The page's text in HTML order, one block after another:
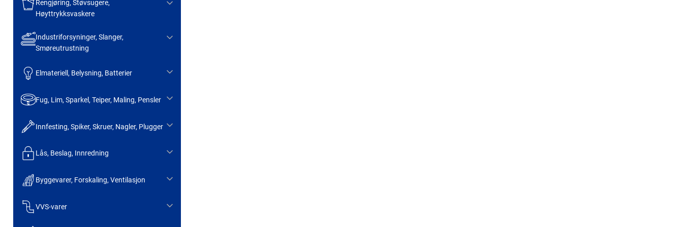
Rengjøring, Støvsugere,
Høyttrykksvaskere
Industriforsyninger, Slanger,
Smøreutrustning
Elmateriell, Belysning, Batterier
Fug, Lim, Sparkel, Teiper, Maling, Pensler
Innfesting, Spiker, Skruer, Nagler, Plugger
Lås, Beslag, Innredning
Byggevarer, Forskaling, Ventilasjon
VVS-varer